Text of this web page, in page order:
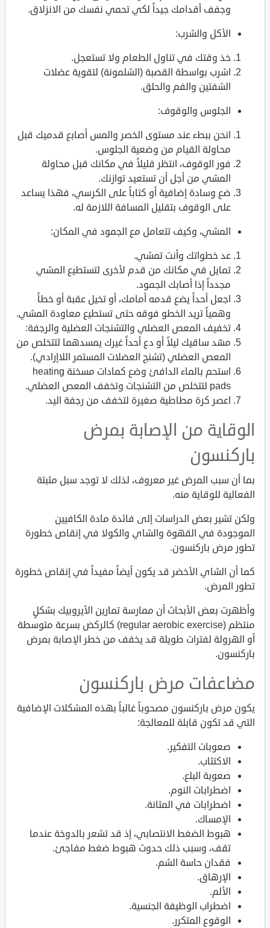
وجفف أقدامك جيداً لكي تحمي نفسك من الانزلاق.
الأكل والشرب:
خذ وقتك في تناول الطعام ولا تستعجل.
اشرب بواسطة القصبة (الشلمونة) لتقوية عضلات
الشفتين والفم والحلق.
الجلوس والوقوف:
انحن ببطء عند مستوى الخصر والمس أصابع قدميك قبل
محاولة القيام من وضعية الجلوس.
فور الوقوف، انتظر قليلاً في مكانك قبل محاولة
المشي من أجل أن تستعيد توازنك.
ضع وسادة إضافية أو كتاباً على الكرسي، فهذا يساعد
على الوقوف بتقليل المسافة اللازمة له.
المشي، وكيف تتعامل مع الجمود في المكان:
عد خطواتك وأنت تمشي.
تمايل في مكانك من قدم لأخرى لتستطيع المشي
مجدداً إذا أصابك الجمود.
اجعل أحداً يضع قدمه أمامك، أو تخيل عقبة أو خطاً
وهمياً تريد الخطو فوقه حتى تستطيع معاودة المشي.
تخفيف المعص العضلي والتشنجات العضلية والرجفة:
مسّد ساقيك ليلاً أو دع أحداً غيرك يمسدهما لتتخلص من
المعص العضلي (تشنج العضلات المستمر اللاإرادي).
استحم بالماء الدافئ وضع كمادات مسخنة heating
pads لتتخلص من التشنجات وتخفف المعص العضلي.
اعصر كرة مطاطية صغيرة لتخفف من رجفة اليد.
الوقاية من الإصابة بمرض
باركنسون
بما أن سبب المرض غير معروف، لذلك لا توجد سبل مثبتة
الفعالية للوقاية منه.
ولكن تشير بعض الدراسات إلى فائدة مادة الكافيين
الموجودة في القهوة والشاي والكولا في إنقاص خطورة
تطور مرض باركنسون.
كما أن الشاي الأخضر قد يكون أيضاً مفيداً في إنقاص خطورة
تطور المرض.
وأظهرت بعض الأبحاث أن ممارسة تمارين الأيروبيك بشكلٍ
منتظم (regular aerobic exercise) كالركض بسرعة متوسطة
أو الهرولة لفترات طويلة قد يخفف من خطر الإصابة بمرض
باركنسون.
مضاعفات مرض باركنسون
يكون مرض باركنسون مصحوباً غالباً بهذه المشكلات الإضافية
التي قد تكون قابلة للمعالجة:
صعوبات التفكير.
الاكتئاب.
صعوبة البلع.
اضطرابات النوم.
اضطرابات في المثانة.
الإمساك.
هبوط الضغط الانتصابي، إذ قد تشعر بالدوخة عندما
تقف، وسبب ذلك حدوث هبوط ضغط مفاجئ.
فقدان حاسة الشم.
الإرهاق.
الألم.
اضطراب الوظيفة الجنسية.
الوقوع المتكرر.